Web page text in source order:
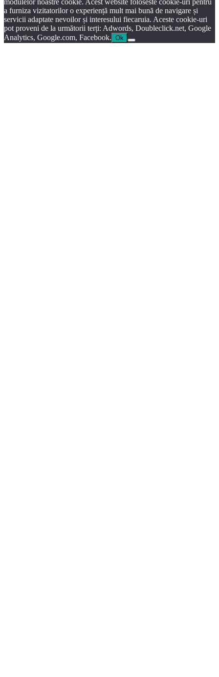
a furniza vizitatorilor o experiență mult mai bună de navigare și
servicii adaptate nevoilor și interesului fiecaruia. Aceste cookie-uri
pot proveni de la următorii terți: Adwords, Doubleclick.net, Google
Analytics, Google.com, Facebook. Ok